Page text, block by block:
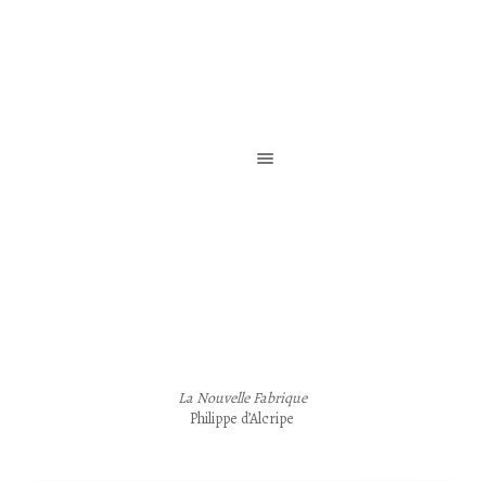
La Nouvelle Fabrique
Philippe d’Alcripe